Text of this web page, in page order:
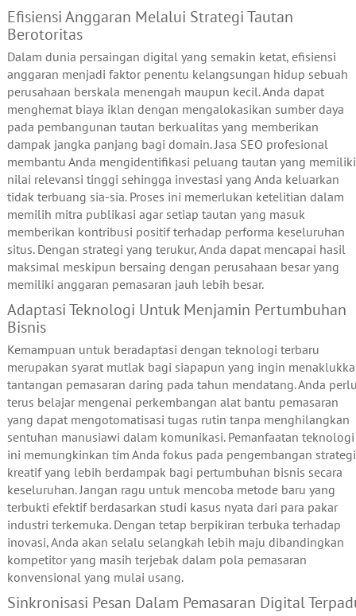
Efisiensi Anggaran Melalui Strategi Tautan
Berotoritas
Dalam dunia persaingan digital yang semakin ketat, efisiensi
anggaran menjadi faktor penentu kelangsungan hidup sebuah
perusahaan berskala menengah maupun kecil. Anda dapat
menghemat biaya iklan dengan mengalokasikan sumber daya
pada pembangunan tautan berkualitas yang memberikan
dampak jangka panjang bagi domain. Jasa SEO profesional
membantu Anda mengidentifikasi peluang tautan yang memiliki
nilai relevansi tinggi sehingga investasi yang Anda keluarkan
tidak terbuang sia-sia. Proses ini memerlukan ketelitian dalam
memilih mitra publikasi agar setiap tautan yang masuk
memberikan kontribusi positif terhadap performa keseluruhan
situs. Dengan strategi yang terukur, Anda dapat mencapai hasil
maksimal meskipun bersaing dengan perusahaan besar yang
memiliki anggaran pemasaran jauh lebih besar.
Adaptasi Teknologi Untuk Menjamin Pertumbuhan
Bisnis
Kemampuan untuk beradaptasi dengan teknologi terbaru
merupakan syarat mutlak bagi siapapun yang ingin
tantangan pemasaran daring pada tahun mendatang. Anda
terus belajar mengenai perkembangan alat bantu pemasaran
yang dapat mengotomatisasi tugas rutin tanpa menghilangkan
sentuhan manusiawi dalam komunikasi. Pemanfaatan teknologi
ini memungkinkan tim Anda fokus pada pengembangan strategi
kreatif yang lebih berdampak bagi pertumbuhan bisnis secara
keseluruhan. Jangan ragu untuk mencoba metode baru yang
terbukti efektif berdasarkan studi kasus nyata dari para pakar
industri terkemuka. Dengan tetap berpikiran terbuka terhadap
inovasi, Anda akan selalu selangkah lebih maju dibandingkan
kompetitor yang masih terjebak dalam pola pemasaran
konvensional yang mulai usang.
Sinkronisasi Pesan Dalam Pemasaran Digital